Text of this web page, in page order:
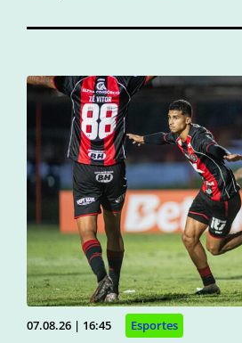
07.08.26 | 16:45 Esportes